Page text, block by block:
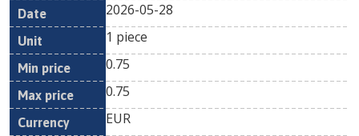
2026-05-28
1 piece
0.75
0.75
EUR